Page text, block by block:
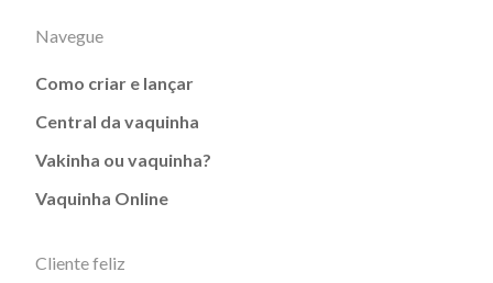
Navegue
Como criar e lançar
Central da vaquinha
Vakinha ou vaquinha?
Vaquinha Online
Cliente feliz